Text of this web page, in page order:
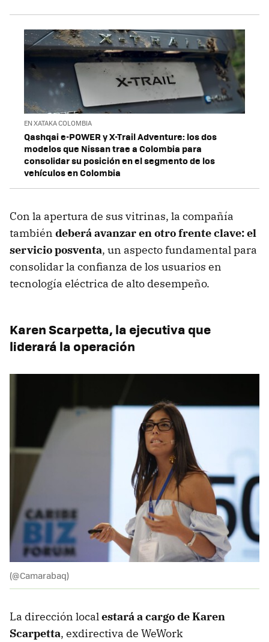
EN XATAKA COLOMBIA
Qashqai e-POWER y X-Trail Adventure: los dos
modelos que Nissan trae a Colombia para
consolidar su posición en el segmento de los
vehículos en Colombia
Con la apertura de sus vitrinas, la compañía
también deberá avanzar en otro frente clave: el
servicio posventa, un aspecto fundamental para
consolidar la confianza de los usuarios en
tecnología eléctrica de alto desempeño.
Karen Scarpetta, la ejecutiva que
liderará la operación
(@Camarabaq)
La dirección localestará a cargo de Karen
Scarpetta, exdirectiva de WeWork